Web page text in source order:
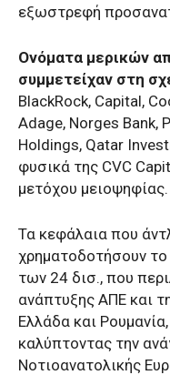
εξωστρεφή
Ονόματα μερικών
συμμετείχαν στη
BlackRock, Capital,
Adage, Norges Bank,
Holdings, Qatar
φυσικά της CVC
μετόχου μειοψηφίας.
Τα κεφάλαια που
χρηματοδοτήσουν
των 24 δισ., που
ανάπτυξης ΑΠΕ και
Ελλάδα και
καλύπτοντας την
Νοτιοανατολικής